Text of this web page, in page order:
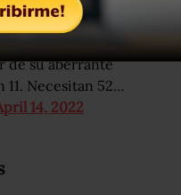
a diputados de
de su aberrante
Necesitan 52…
14, 2022